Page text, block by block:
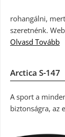
rohangálni,
szeretnénk.
Olvasd Tovább
Arctica S-147
A sport a
biztonságra, az